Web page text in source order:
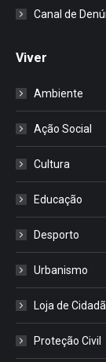
Canal de
Viver
Ambiente
Ação Social
Cultura
Educação
Desporto
Urbanismo
Loja de
Proteção Civil